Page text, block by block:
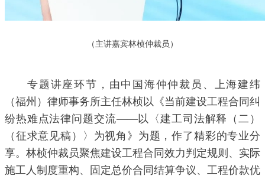
（主讲嘉宾林桢仲裁员）
专题讲座环节，由中国海仲仲裁员、上海建纬
（福州）律师事务所主任林桢以《当前建设工程合同纠
纷热难点法律问题交流——以〈建工司法解释（二）
（征求意见稿）〉为视角》为题，作了精彩的专业分
享。林桢仲裁员聚焦建设工程合同效力判定规则、实际
施工人制度重构、固定总价合同结算争议、工程价款优